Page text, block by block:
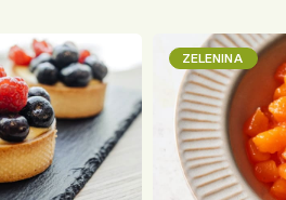
ZELENINA